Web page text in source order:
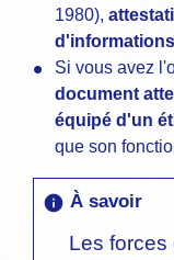
1980),
Si vous avez
document
équipé d'un
que son
info À savoir
Les forces